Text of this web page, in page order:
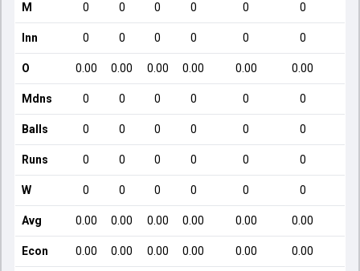
M 0 0 0 0 0 0
Inn 0 0 0 0 0 0
O 0.00 0.00 0.00 0.00 0.00 0.00
Mdns 0 0 0 0 0 0
Balls 0 0 0 0 0 0
Runs 0 0 0 0 0 0
W 0 0 0 0 0 0
Avg 0.00 0.00 0.00 0.00 0.00 0.00
Econ 0.00 0.00 0.00 0.00 0.00 0.00